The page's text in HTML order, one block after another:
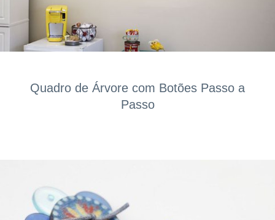
Quadro de Árvore com Botões Passo a
Passo